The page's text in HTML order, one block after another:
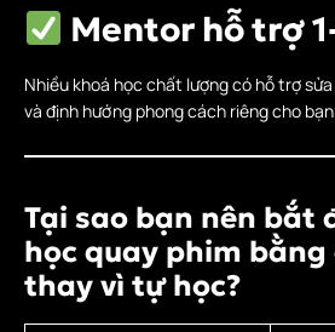
Mentor hỗ trợ
Nhiều khoá học chất lượng có hỗ trợ
và định hướng phong cách riêng cho
Tại sao bạn nên bắt
học quay phim
thay vì tự học?